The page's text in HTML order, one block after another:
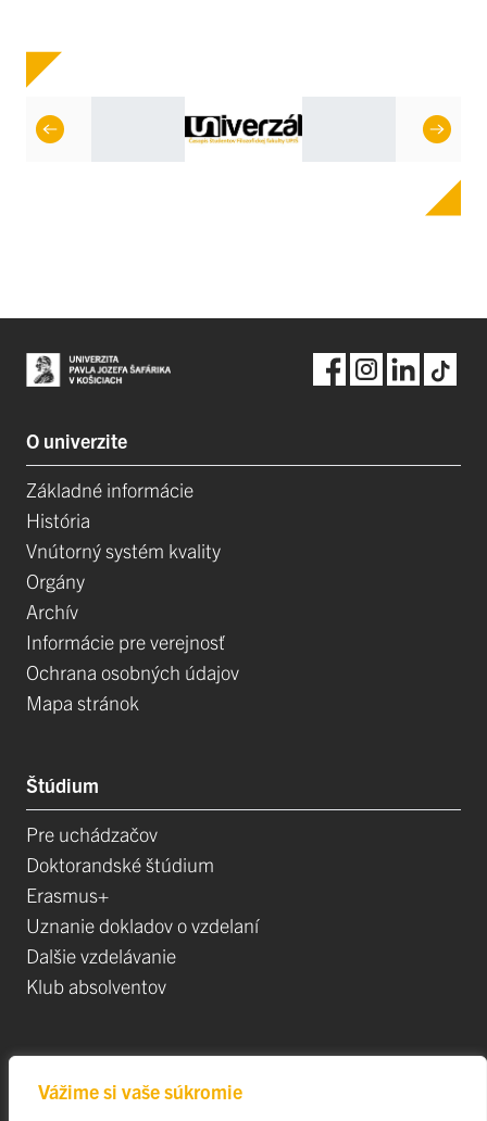
Vážime si vaše súkromie
O univerzite
Základné informácie
História
Vnútorný systém kvality
Orgány
Archív
Informácie pre verejnosť
Ochrana osobných údajov
Mapa stránok
Štúdium
Pre uchádzačov
Doktorandské štúdium
Erasmus+
Uznanie dokladov o vzdelaní
Dalšie vzdelávanie
Klub absolventov